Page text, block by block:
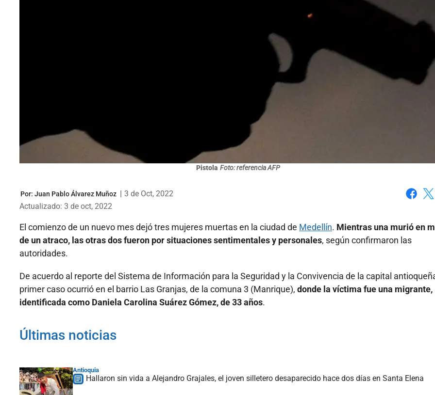
Pistola Foto: referencia AFP
Por: Juan Pablo Álvarez Muñoz | 3 de Oct, 2022
Actualizado: 3 de oct, 2022
El comienzo de un nuevo mes dejó tres mujeres muertas en la ciudad de Medellín. Mientras una murió en
de un atraco, las otras dos fueron por situaciones sentimentales y personales, según confirmaron las
autoridades.
De acuerdo al reporte del Sistema de Información para la Seguridad y la Convivencia de la capital
primer caso ocurrió en el barrio Las Granjas, de la comuna 3 (Manrique), donde la víctima fue una migrante,
identificada como Daniela Carolina Suárez Gómez, de 33 años.
Últimas noticias
Antioquia
Hallaron sin vida a Alejandro Grajales, el joven silletero desaparecido hace dos días en Santa Elena